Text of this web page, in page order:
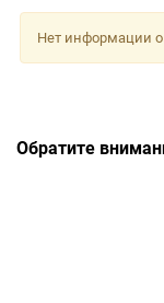
Нет информации
Обратите